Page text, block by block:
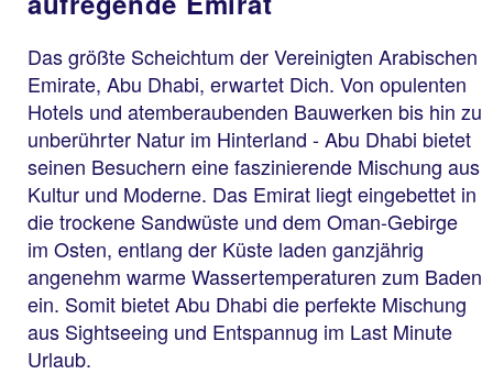
Das größte Scheichtum der Vereinigten Arabischen
Emirate, Abu Dhabi, erwartet Dich. Von opulenten
Hotels und atemberaubenden Bauwerken bis hin zu
unberührter Natur im Hinterland - Abu Dhabi bietet
seinen Besuchern eine faszinierende Mischung aus
Kultur und Moderne. Das Emirat liegt eingebettet in
die trockene Sandwüste und dem Oman-Gebirge
im Osten, entlang der Küste laden ganzjährig
angenehm warme Wassertemperaturen zum Baden
ein. Somit bietet Abu Dhabi die perfekte Mischung
aus Sightseeing und Entspannug im Last Minute
Urlaub.